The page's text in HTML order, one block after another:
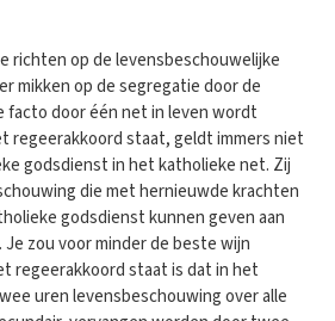
richten op de levensbeschouwelijke
mikken op de segregatie door de
door één net in leven wordt
regeerakkoord staat, geldt immers niet
godsdienst in het katholieke net. Zij
die met hernieuwde krachten
godsdienst kunnen geven aan
Je zou voor minder de beste wijn
regeerakkoord staat is dat in het
uren levensbeschouwing over alle